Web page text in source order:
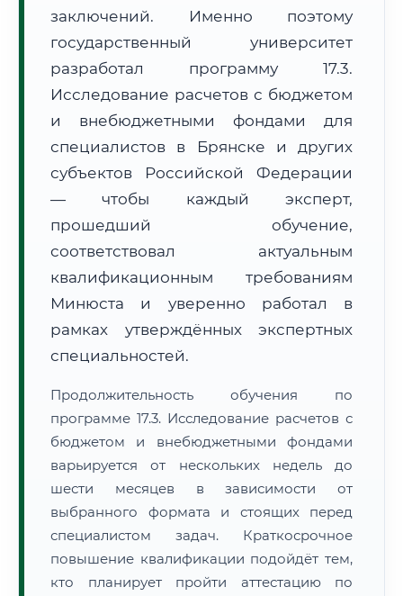
Расчет логистики оригиналов:
• Маршрут транзита:
• Экспресс-доставка СДЭК / Почтой: 4–6 рабочих дней
📜 Документы и аккредитация ФИС ФРДО
Нажмите на документ для увеличения и просмотра
заключений. Именно поэтому
государственный университет
разработал программу 17.3.
Исследование расчетов с бюджетом
и внебюджетными фондами для
специалистов в Брянске и других
субъектов Российской Федерации
— чтобы каждый эксперт,
прошедший обучение,
соответствовал актуальным
квалификационным требованиям
Минюста и уверенно работал в
рамках утверждённых экспертных
специальностей.
Продолжительность обучения по
программе 17.3. Исследование расчетов с
бюджетом и внебюджетными фондами
варьируется от нескольких недель до
шести месяцев в зависимости от
выбранного формата и стоящих перед
специалистом задач. Краткосрочное
повышение квалификации подойдёт тем,
кто планирует пройти аттестацию по